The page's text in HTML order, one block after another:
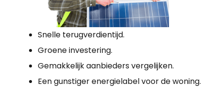
Snelle terugverdientijd.
Groene investering.
Gemakkelijk aanbieders vergelijken.
Een gunstiger energielabel voor de woning.